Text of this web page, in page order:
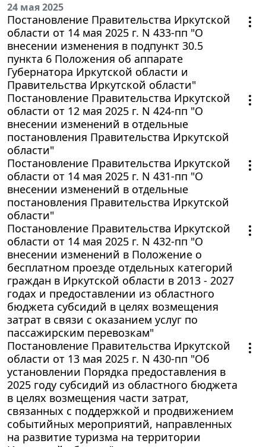
24 мая 2025
Постановление Правительства Иркутской
области от 14 мая 2025 г. N 433-пп "О
внесении изменения в подпункт 30.5
пункта 6 Положения об аппарате
Губернатора Иркутской области и
Правительства Иркутской области"
Постановление Правительства Иркутской
области от 12 мая 2025 г. N 424-пп "О
внесении изменений в отдельные
постановления Правительства Иркутской
области"
Постановление Правительства Иркутской
области от 14 мая 2025 г. N 431-пп "О
внесении изменений в отдельные
постановления Правительства Иркутской
области"
Постановление Правительства Иркутской
области от 14 мая 2025 г. N 432-пп "О
внесении изменений в Положение о
бесплатном проезде отдельных категорий
граждан в Иркутской области в 2013 - 2027
годах и предоставлении из областного
бюджета субсидий в целях возмещения
затрат в связи с оказанием услуг по
пассажирским перевозкам"
Постановление Правительства Иркутской
области от 13 мая 2025 г. N 430-пп "Об
установлении Порядка предоставления в
2025 году субсидий из областного бюджета
в целях возмещения части затрат,
связанных с поддержкой и продвижением
событийных мероприятий, направленных
на развитие туризма на территории